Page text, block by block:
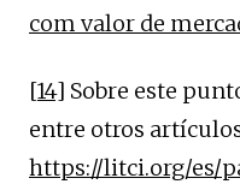
com valor de
[14] Sobre este
entre otros
https://litci.org/es/